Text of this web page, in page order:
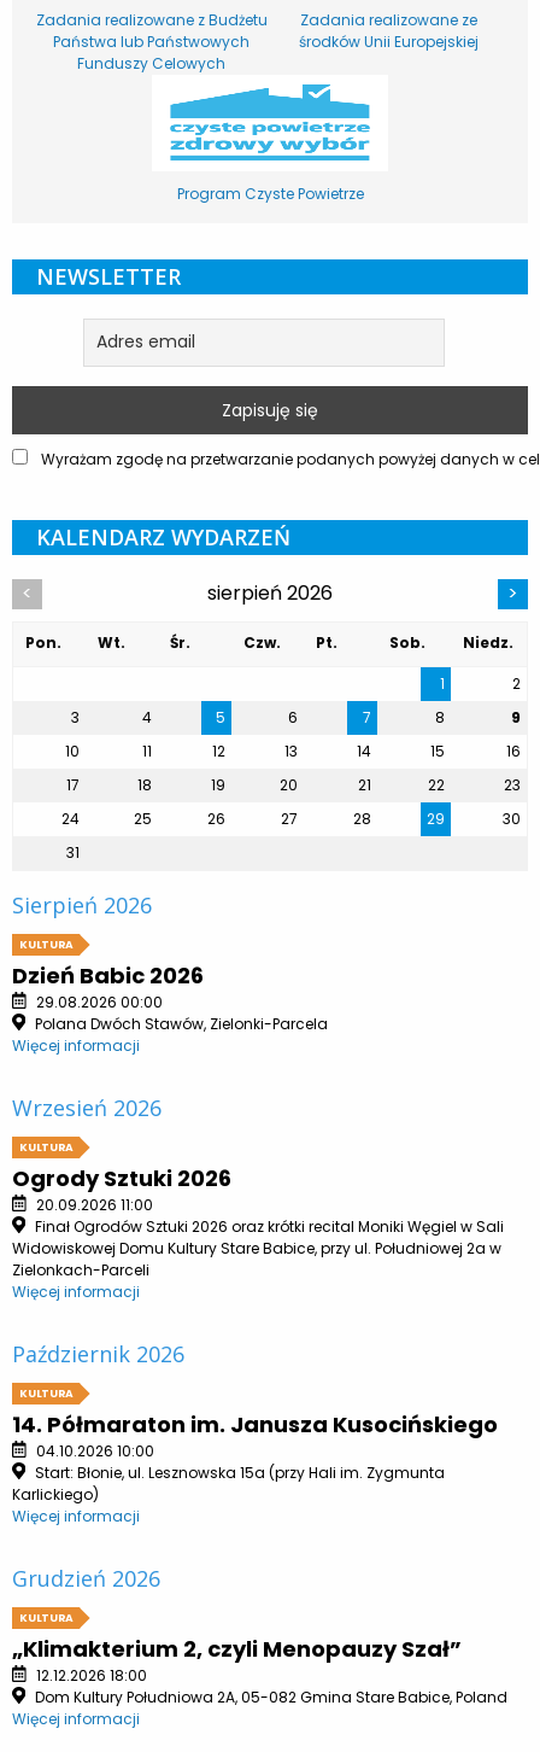
Zadania realizowane z Budżetu
Państwa lub Państwowych
Funduszy Celowych
Zadania realizowane ze
środków Unii Europejskiej
Program Czyste Powietrze
NEWSLETTER
Wyrażam zgodę na przetwarzanie podanych powyżej danych w
KALENDARZ WYDARZEŃ
< sierpień 2026 >
Pon. Wt. Śr. Czw. Pt. Sob.
Niedz.
1
2
3
4 5 6 7 8
9
10
11 12 13 14 15
16
17
18 19 20 21 22
23
24
25 26 27 28 29
30
31
Sierpień 2026
KULTURA
Dzień Babic 2026
29.08.2026 00:00
Polana Dwóch Stawów, Zielonki-Parcela
Więcej informacji
Wrzesień 2026
KULTURA
Ogrody Sztuki 2026
20.09.2026 11:00
Finał Ogrodów Sztuki 2026 oraz krótki recital Moniki Węgiel w Sali
Widowiskowej Domu Kultury Stare Babice, przy ul. Południowej 2a w
Zielonkach-Parceli
Więcej informacji
Październik 2026
KULTURA
14. Półmaraton im. Janusza Kusocińskiego
04.10.2026 10:00
Start: Błonie, ul. Lesznowska 15a (przy Hali im. Zygmunta
Karlickiego)
Więcej informacji
Grudzień 2026
KULTURA
„Klimakterium 2, czyli Menopauzy Szał”
12.12.2026 18:00
Dom Kultury Południowa 2A, 05-082 Gmina Stare Babice, Poland
Więcej informacji